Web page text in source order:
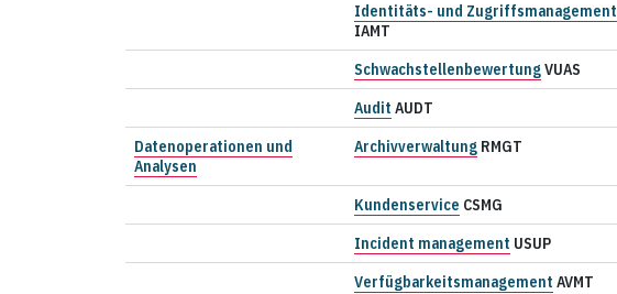
Identitäts- und Zugriffsmanagement
IAMT
SchwachstellenbewertungVUAS
Audit AUDT
Datenoperationen und
Analysen
Archivverwaltung RMGT
Kundenservice CSMG
Incident management USUP
Verfügbarkeitsmanagement AVMT